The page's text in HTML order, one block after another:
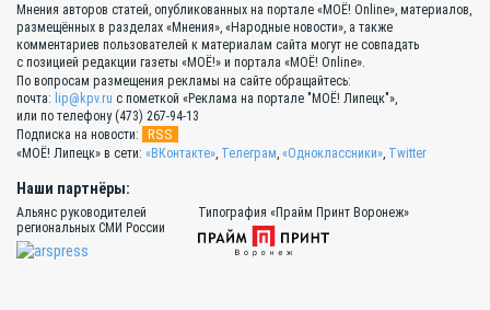
Мнения авторов статей, опубликованных на портале «МОЁ! Online», материалов,
размещённых в разделах «Мнения», «Народные новости», а также
комментариев пользователей к материалам сайта могут не совпадать
с позицией редакции газеты «МОЁ!» и портала «МОЁ! Online».
По вопросам размещения рекламы на сайте обращайтесь:
почта: lip@kpv.ru с пометкой «Реклама на портале "МОЁ! Липецк"»,
или по телефону (473) 267-94-13
Подписка на новости:
RSS
«МОЁ! Липецк» в сети: «ВКонтакте» Телеграм «Одноклассники» Twitter
Наши партнёры:
Альянс руководителей
региональных СМИ России
Типография «Прайм Принт Воронеж»